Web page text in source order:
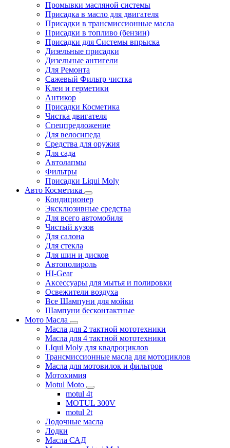
Промывки масляной системы
Присадка в масло для двигателя
Присадки в трансмиссионные масла
Присадки в топливо (бензин)
Присадки для Системы впрыска
Дизельные присадки
Дизельные антигели
Для Ремонта
Сажевый Фильтр чистка
Клеи и герметики
Антикор
Присадки Косметика
Чистка двигателя
Спецпредложение
Для велосипеда
Средства для оружия
Для сада
Автолапмы
Фильтры
Присадки Liqui Moly
Авто Косметика
Кондиционер
Эксклюзивные средства
Для всего автомобиля
Чистый кузов
Для салона
Для стекла
Для шин и дисков
Автополироль
HI-Gear
Аксессуары для мытья и полировки
Освежители воздуха
Все Шампуни для мойки
Шампуни бесконтактные
Мото Масла
Масла для 2 тактной мототехники
Масла для 4 тактной мототехники
LIqui Moly для квадроциклов
Трансмиссионные масла для мотоциклов
Масла для мотовилок и фильтров
Мотохимия
Motul Moto
motul 4t
MOTUL 300V
motul 2t
Лодочные масла
Лодки
Масла САД